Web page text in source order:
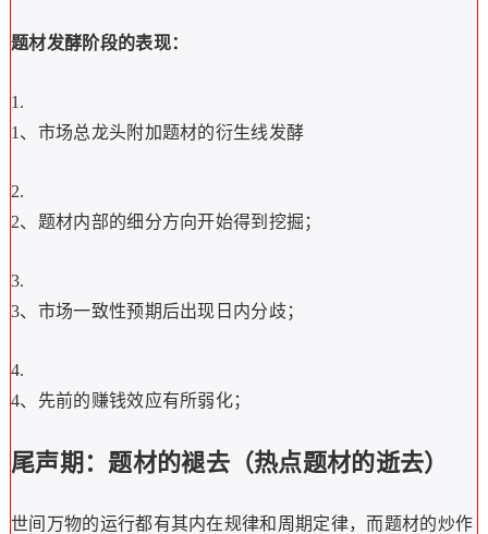
题材发酵阶段的表现：
1、市场总龙头附加题材的衍生线发酵
2、题材内部的细分方向开始得到挖掘；
3、市场一致性预期后出现日内分歧；
4、先前的赚钱效应有所弱化；
尾声期：题材的褪去（热点题材的逝去）
世间万物的运行都有其内在规律和周期定律，而题材的炒作